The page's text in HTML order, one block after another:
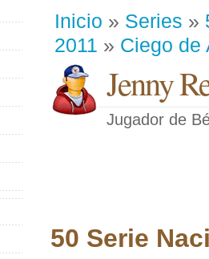
Inicio » Series »
2011 » Ciego de
Jenny
Jugador de
50 Serie